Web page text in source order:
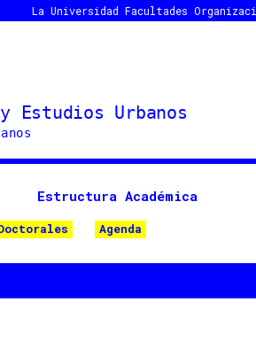
La Universidad Facultades
Estructura Académica
Agenda